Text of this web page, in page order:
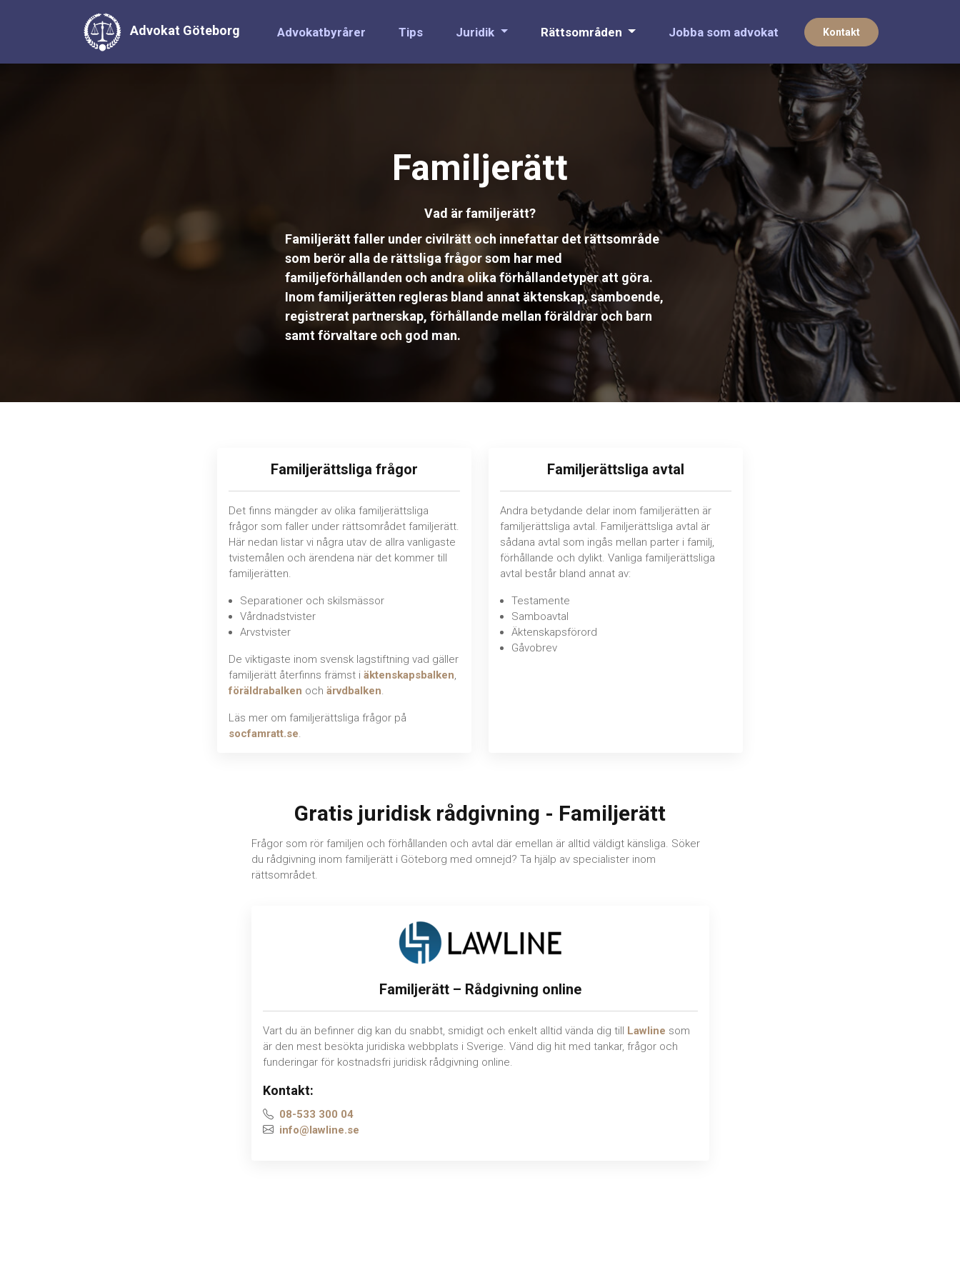
Advokat Göteborg Advokatbyrårer Tips Juridik Rättsområden Jobba som advokat Kontakt
Familjerätt
Vad är familjerätt?
Familjerätt faller under civilrätt och innefattar det rättsområde
som berör alla de rättsliga frågor som har med
familjeförhållanden och andra olika förhållandetyper att göra.
Inom familjerätten regleras bland annat äktenskap, samboende,
registrerat partnerskap, förhållande mellan föräldrar och barn
samt förvaltare och god man.
Familjerättsliga frågor
Det finns mängder av olika familjerättsliga
frågor som faller under rättsområdet familjerätt.
Här nedan listar vi några utav de allra vanligaste
tvistemålen och ärendena när det kommer till
familjerätten.
Separationer och skilsmässor
Vårdnadstvister
Arvstvister
De viktigaste inom svensk lagstiftning vad gäller
familjerätt återfinns främst i äktenskapsbalken,
föräldrabalken och ärvdbalken.
Läs mer om familjerättsliga frågor på
socfamratt.se.
Familjerättsliga avtal
Andra betydande delar inom familjerätten är
familjerättsliga avtal. Familjerättsliga avtal är
sådana avtal som ingås mellan parter i familj,
förhållande och dylikt. Vanliga familjerättsliga
avtal består bland annat av:
Testamente
Samboavtal
Äktenskapsförord
Gåvobrev
Gratis juridisk rådgivning - Familjerätt
Frågor som rör familjen och förhållanden och avtal där emellan är alltid väldigt känsliga. Söker
du rådgivning inom familjerätt i Göteborg med omnejd? Ta hjälp av specialister inom
rättsområdet.
Familjerätt – Rådgivning online
Vart du än befinner dig kan du snabbt, smidigt och enkelt alltid vända dig till Lawline som
är den mest besökta juridiska webbplats i Sverige. Vänd dig hit med tankar, frågor och
funderingar för kostnadsfri juridisk rådgivning online.
Kontakt:
08-533 300 04
info@lawline.se